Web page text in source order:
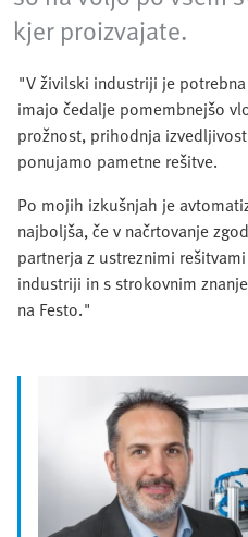
kjer proizvajate.
"V živilski industriji je
imajo čedalje pomembnejšo
prožnost, prihodnja
ponujamo pametne rešitve.
Po mojih izkušnjah je
najboljša, če v načrtovanje
partnerja z ustreznimi
industriji in s strokovnim
na Festo."